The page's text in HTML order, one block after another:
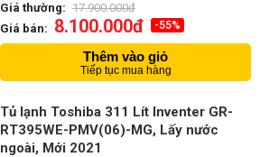
Giá thường: 17.900.000đ
Giá bán: 8.100.000đ -55%
Thêm vào giỏ
Tiếp tục mua hàng
Tủ lạnh Toshiba 311 Lít Inventer GR-
RT395WE-PMV(06)-MG, Lấy nước
ngoài, Mới 2021